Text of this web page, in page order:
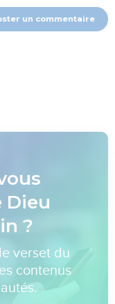
un commentaire
Dieu
?
verset du
contenus